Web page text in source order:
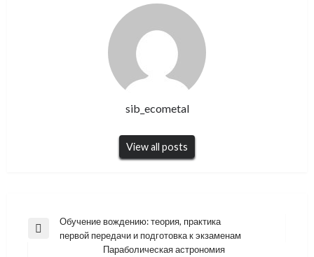
sib_ecometal
View all posts
Навигация
Previous
Обучение вождению: теория, практика
первой передачи и подготовка к экзаменам
Параболическая астрономия